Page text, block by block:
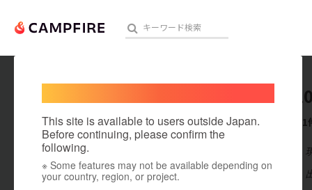
人気のプロジェクト 注目の
アート・写真
This site is available to users outside Japan.
Before continuing, please confirm the
following.
※ Some features may not be available depending on
your country, region, or project.
これまでに1
出身国：日本